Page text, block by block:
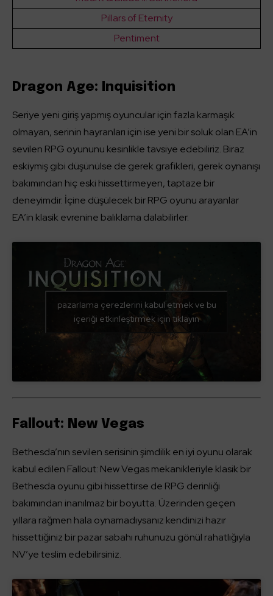
Pillars of Eternity
Pentiment
Dragon Age: Inquisition
Seriye yeni giriş yapmış oyuncular için fazla karmaşık
olmayan, serinin hayranları için ise yeni bir soluk olan EA’in
sevilen RPG oyununu kesinlikle tavsiye edebiliriz. Biraz
eskiymiş gibi düşünülse de gerek grafikleri, gerek oynanışı
bakımından hiç eski hissettirmeyen, taptaze bir
deneyimdir. İçine düşülecek bir RPG oyunu arayanlar
EA’in klasik evrenine balıklama dalabilirler.
pazarlama çerezlerini kabul etmek ve bu
içeriği etkinleştirmek için tıklayın
Fallout: New Vegas
Bethesda’nın sevilen serisinin şimdilik en iyi oyunu olarak
kabul edilen Fallout: New Vegas mekanikleriyle klasik bir
Bethesda oyunu gibi hissettirse de RPG derinliği
bakımından inanılmaz bir boyutta. Üzerinden geçen
yıllara rağmen hala oynamadıysanız kendinizi hazır
hissettiğiniz bir pazar sabahı ruhunuzu gönül rahatlığıyla
NV’ye teslim edebilirsiniz.